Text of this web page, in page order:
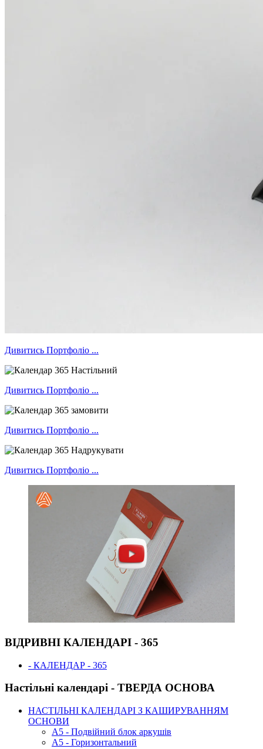
Дивитись Портфоліо ...
Дивитись Портфоліо ...
Дивитись Портфоліо ...
Дивитись Портфоліо ...
ВІДРИВНІ КАЛЕНДАРІ - 365
- КАЛЕНДАР - 365
Настільні календарі - ТВЕРДА ОСНОВА
НАСТІЛЬНІ КАЛЕНДАРІ З КАШИРУВАННЯМ
ОСНОВИ
А5 - Подвійний блок аркушів
А5 - Горизонтальний